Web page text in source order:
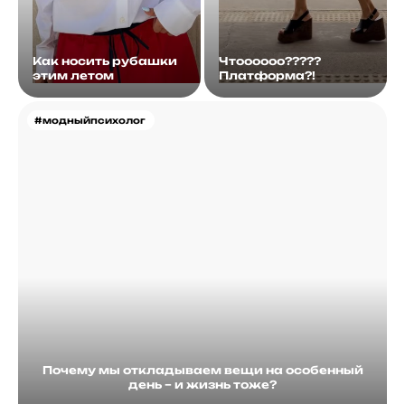
Как носить рубашки
этим летом
Чтоооооо?????
Платформа?!
#модныйпсихолог
Почему мы откладываем вещи на особенный
день – и жизнь тоже?